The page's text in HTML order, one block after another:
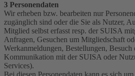
3 Personendaten
Wir erheben bzw. bearbeiten nur
zugänglich sind oder die Sie als Nutzer,
Mitglied selbst erfasst resp. der SUISA
Anfragen, Gesuchen um Mitgliedschaft
Werkanmeldungen, Bestellungen, Besuch
Kommunikation mit der SUISA oder
Services).
Bei diesen Personendaten kann es sich